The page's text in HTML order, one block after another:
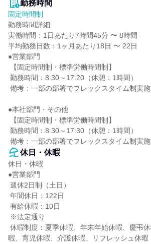
勤務時間
固定時間制
勤務時間詳細
実働時間：1日あたり7時間45分 〜 8時間
平均勤務日数：1ヶ月あたり18日 〜 22日
●営業部門
●本社部門・その他
備考：一部の部署でフレックスタイム制実施
休日・休暇
休日・休暇
●営業部門
暇、育児休暇、介護休暇、リフレッシュ休暇